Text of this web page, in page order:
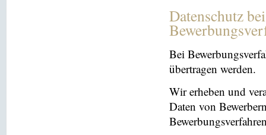
Datenschutz
Bei
übertragen werden.
Wir erheben und
Daten von